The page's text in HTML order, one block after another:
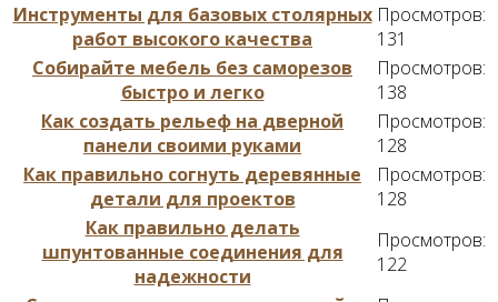
Инструменты для базовых столярных
работ высокого качества
Просмотров:
131
Собирайте мебель без саморезов
быстро и легко
Просмотров:
138
Как создать рельеф на дверной
панели своими руками
Просмотров:
128
Как правильно согнуть деревянные
детали для проектов
Просмотров:
128
Как правильно делать
шпунтованные соединения для
надежности
Просмотров:
122